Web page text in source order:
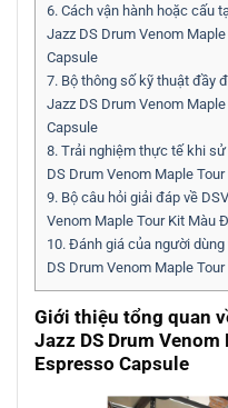
6. Cách vận hành hoặc cấu
Jazz DS Drum Venom
Capsule
7. Bộ thông số kỹ thuật đầy
Jazz DS Drum Venom
Capsule
8. Trải nghiệm thực tế khi sử
DS Drum Venom Maple
9. Bộ câu hỏi giải đáp về
Venom Maple Tour Kit Màu
10. Đánh giá của người dùng
DS Drum Venom Maple
Giới thiệu tổng quan
Jazz DS Drum
Espresso Capsule